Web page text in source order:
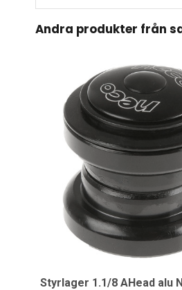
Andra produkter från
Styrlager 1.1/8 AHead alu